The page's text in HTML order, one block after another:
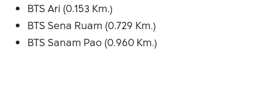
BTS Ari (0.153 Km.)
BTS Sena Ruam (0.729 Km.)
BTS Sanam Pao (0.960 Km.)